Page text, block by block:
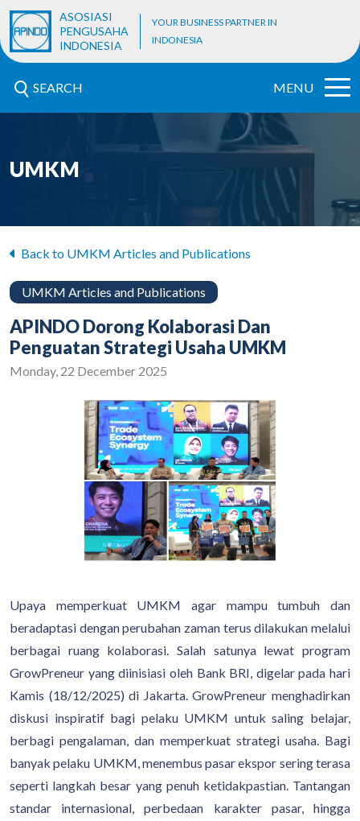
ASOSIASI
PENGUSAHA
INDONESIA
YOUR BUSINESS PARTNER IN
INDONESIA
SEARCH MENU
UMKM
Back to UMKM Articles and Publications
UMKM Articles and Publications
APINDO Dorong Kolaborasi Dan
Penguatan Strategi Usaha UMKM
Monday, 22 December 2025
Upaya memperkuat UMKM agar mampu tumbuh dan
beradaptasi dengan perubahan zaman terus dilakukan melalui
berbagai ruang kolaborasi. Salah satunya lewat program
GrowPreneur yang diinisiasi oleh Bank BRI, digelar pada hari
Kamis (18/12/2025) di Jakarta. GrowPreneur menghadirkan
diskusi inspiratif bagi pelaku UMKM untuk saling belajar,
berbagi pengalaman, dan memperkuat strategi usaha. Bagi
banyak pelaku UMKM, menembus pasar ekspor sering terasa
seperti langkah besar yang penuh ketidakpastian. Tantangan
standar internasional, perbedaan karakter pasar, hingga